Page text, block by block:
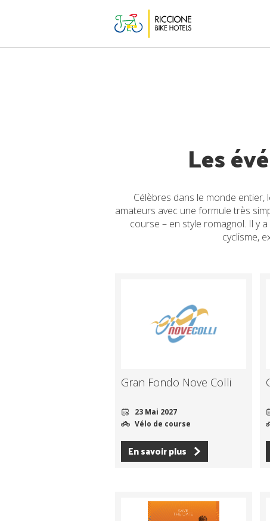
Les
Célèbres dans le monde
amateurs avec une formule très
course – en style romagnol. Il y
cyclisme,
Gran Fondo Nove Colli
23 Mai 2027
Vélo de course
En savoir plus